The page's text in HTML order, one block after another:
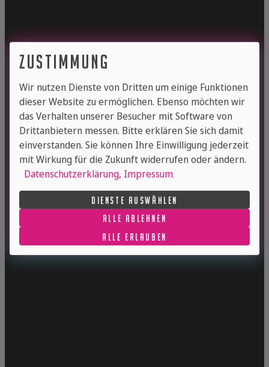
nachhaltigkeit
bei spaces
zustimmung
Wir nutzen Dienste von Dritten um einige Funktionen
dieser Website zu ermöglichen. Ebenso möchten wir
das Verhalten unserer Besucher mit Software von
Drittanbietern messen. Bitte erklären Sie sich damit
einverstanden. Sie können Ihre Einwilligung jederzeit
mit Wirkung für die Zukunft widerrufen oder ändern.
Datenschutzerklärung, Impressum
DIENSTE AUSWÄHLEN
ALLE ABLEHNEN
ALLE ERLAUBEN